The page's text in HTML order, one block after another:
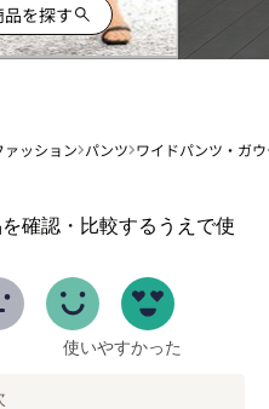
を探す
ァッション パンツ ワイドパンツ・ガ
確認・比較するうえで使
使いやすかった